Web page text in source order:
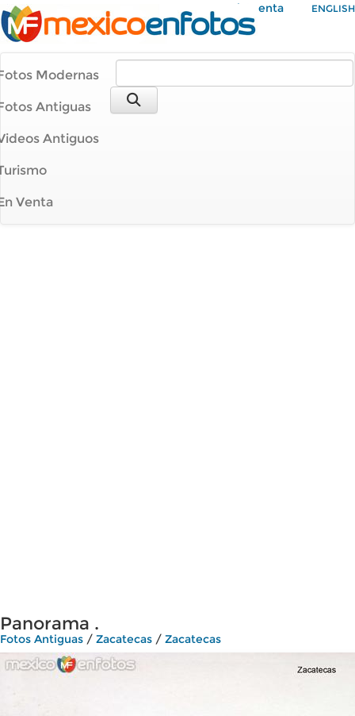
Mi Cuenta ENGLISH
Modernas
Antiguas
Antiguos
Venta
Panorama .
Fotos Antiguas / Zacatecas / Zacatecas